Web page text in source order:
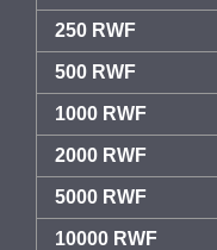
250 RWF
500 RWF
1000 RWF
2000 RWF
5000 RWF
10000 RWF